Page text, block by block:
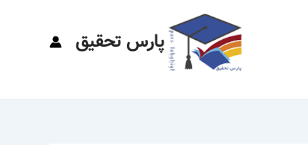
پارس تحقیق